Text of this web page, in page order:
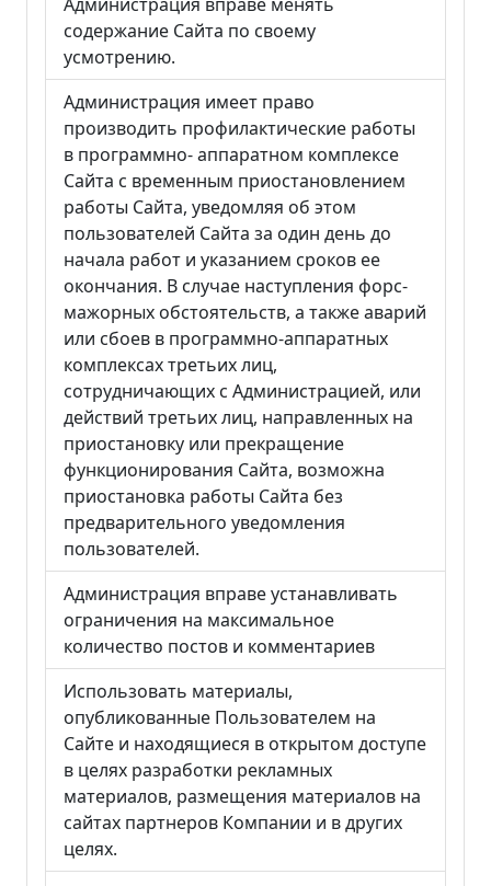
содержание Сайта по своему
усмотрению.
Администрация имеет право
производить профилактические работы
в программно- аппаратном комплексе
Сайта с временным приостановлением
работы Сайта, уведомляя об этом
пользователей Сайта за один день до
начала работ и указанием сроков ее
окончания. В случае наступления форс-
мажорных обстоятельств, а также аварий
или сбоев в программно-аппаратных
комплексах третьих лиц,
сотрудничающих с Администрацией, или
действий третьих лиц, направленных на
приостановку или прекращение
функционирования Сайта, возможна
приостановка работы Сайта без
предварительного уведомления
пользователей.
Администрация вправе устанавливать
ограничения на максимальное
количество постов и комментариев
Использовать материалы,
опубликованные Пользователем на
Сайте и находящиеся в открытом доступе
в целях разработки рекламных
материалов, размещения материалов на
сайтах партнеров Компании и в других
целях.